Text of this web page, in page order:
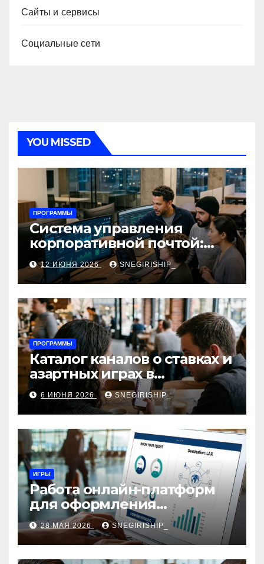
Сайты и сервисы
Социальные сети
YOU MISSED
ПРОГРАММЫ
Система управления
корпоративной почтой:
функции, безопасность и
интеграция
12 ИЮНЯ 2026 SNEGIRISHIP_
ПРОГРАММЫ
Каталог каналов о ставках и
азартных играх в
мессенджерах
6 ИЮНЯ 2026 SNEGIRISHIP_
ИГРЫ
Работа онлайн‑платформ
для оформления
авиабилетов: алгоритмы,
сборы и безопасность
28 МАЯ 2026 SNEGIRISHIP_